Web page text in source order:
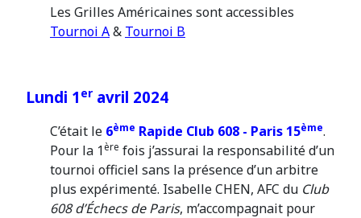
Les Grilles Américaines sont accessibles
Tournoi A& Tournoi B
Lundi 1 er avril 2024
C’était le 6ème Rapide Club 608 - Paris 15ème.
Pour la 1ère fois j’assurai la responsabilité d’un
tournoi officiel sans la présence d’un arbitre
plus expérimenté. Isabelle CHEN, AFC du Club
608 d’Échecs de Paris, m’accompagnait pour